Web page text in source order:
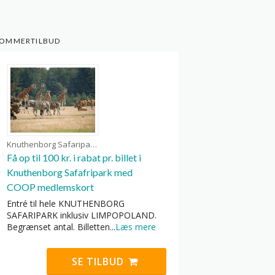
Knuthenborg Safaripark kuponer
Få op til 100 kr. i rabat pr. billet i
Knuthenborg Safafripark med
COOP medlemskort
Entré til hele KNUTHENBORG
SAFARIPARK inklusiv LIMPOPOLAND.
Begrænset antal. Billetten...Læs mere
SE TILBUD